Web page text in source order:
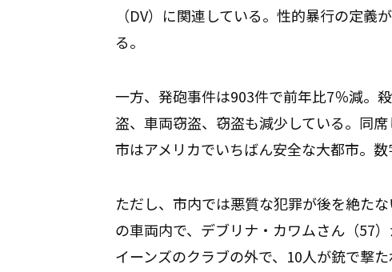
（DV）に関連している。性的暴行の定
る。
一方、発砲事件は903件で前年比7％減。
盗、車両窃盗、窃盗も減少している。同
市はアメリカでいちばん安全な大都市。
ただし、市内では悪質な犯罪が後を絶た
の車両内で、デブリナ・カワムさん（57
イーンズのクラブの外で、10人が銃で撃た